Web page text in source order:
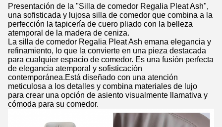
Presentación de la "Silla de comedor Regalia Pleat Ash",
una sofisticada y lujosa silla de comedor que combina a la
perfección la tapicería de cuero pliado con la belleza
atemporal de la madera de ceniza.
La silla de comedor Regalia Pleat Ash emana elegancia y
refinamiento, lo que la convierte en una pieza destacada
para cualquier espacio de comedor. Es una fusión perfecta
de elegancia atemporal y sofisticación
contemporánea.Está diseñado con una atención
meticulosa a los detalles y combina materiales de lujo
para crear una opción de asiento visualmente llamativa y
cómoda para su comedor.